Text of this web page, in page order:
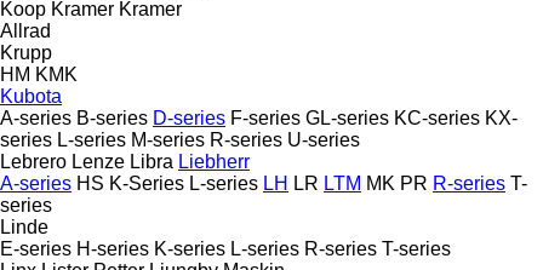
Koop Kramer Kramer
Allrad
Krupp
HM KMK
Kubota
A-series B-series D-series F-series GL-series KC-series KX-
series L-series M-series R-series U-series
Lebrero Lenze Libra Liebherr
A-series HS K-Series L-series LH LR LTM MK PR R-series T-
series
Linde
E-series H-series K-series L-series R-series T-series